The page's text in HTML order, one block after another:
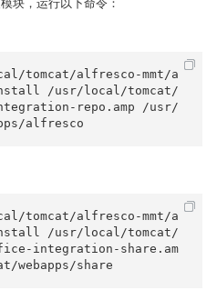
tomcat/alfresco-mmt/a
/usr/local/tomcat/
repo.amp /usr/
alfresco
tomcat/alfresco-mmt/a
/usr/local/tomcat/
integration-share.am
webapps/share